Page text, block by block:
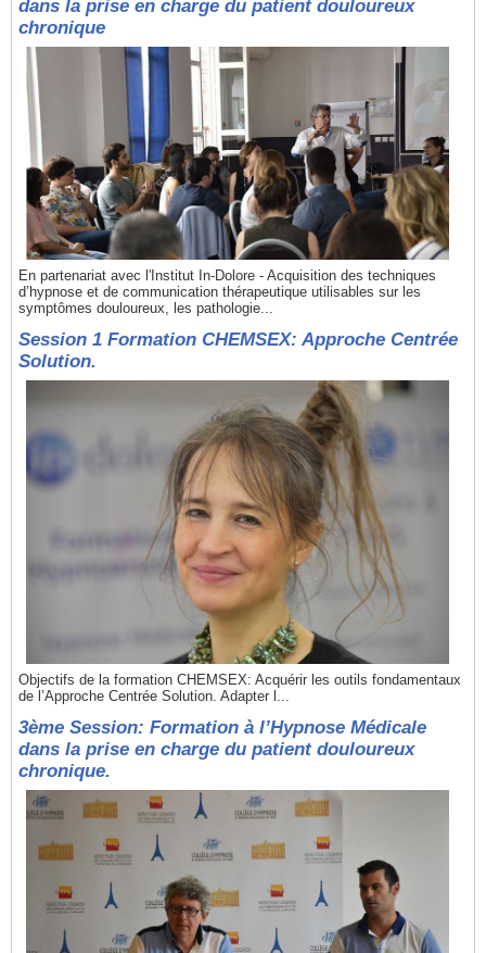
dans la prise en charge du patient douloureux
chronique
En partenariat avec l'Institut In-Dolore - Acquisition des techniques
d’hypnose et de communication thérapeutique utilisables sur les
symptômes douloureux, les pathologie...
Session 1 Formation CHEMSEX: Approche Centrée
Solution.
Objectifs de la formation CHEMSEX: Acquérir les outils fondamentaux
de l’Approche Centrée Solution. Adapter l...
3ème Session: Formation à l’Hypnose Médicale
dans la prise en charge du patient douloureux
chronique.